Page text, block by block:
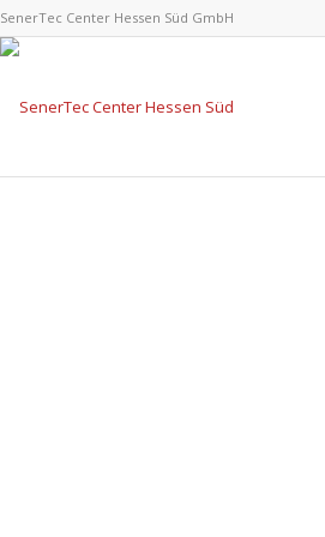
SenerTec Center Hessen Süd GmbH